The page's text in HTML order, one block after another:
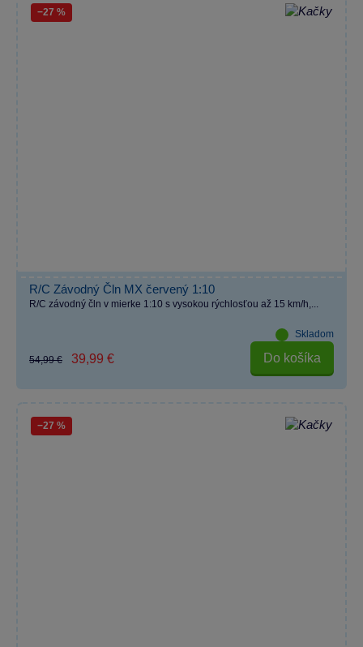
−27 %
R/C Závodný Čln MX červený 1:10
R/C závodný čln v mierke 1:10 s vysokou rýchlosťou až 15 km/h,...
Skladom
54,99 € 39,99 € Do košíka
−27 %